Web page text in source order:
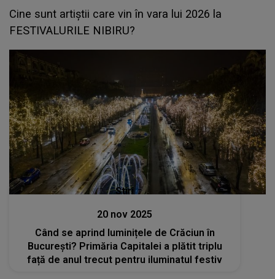
Cine sunt artiștii care vin în vara lui 2026 la
FESTIVALURILE NIBIRU?
Stiri
20 nov 2025
Când se aprind luminițele de Crăciun în
București? Primăria Capitalei a plătit triplu
față de anul trecut pentru iluminatul festiv